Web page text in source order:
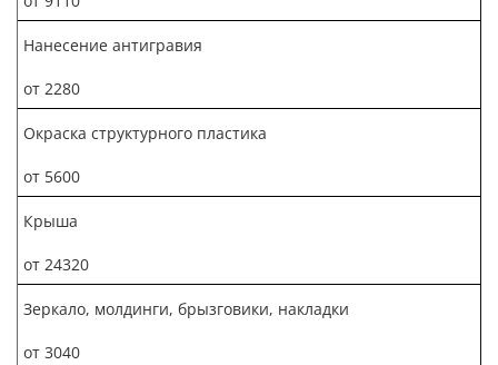
Нанесение антигравия
от 2280
Окраска структурного пластика
от 5600
Крыша
от 24320
Зеркало, молдинги, брызговики, накладки
от 3040